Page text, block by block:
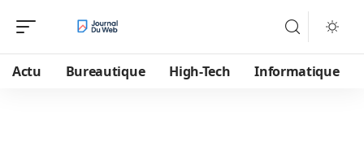
Actu Bureautique High-Tech Informatique